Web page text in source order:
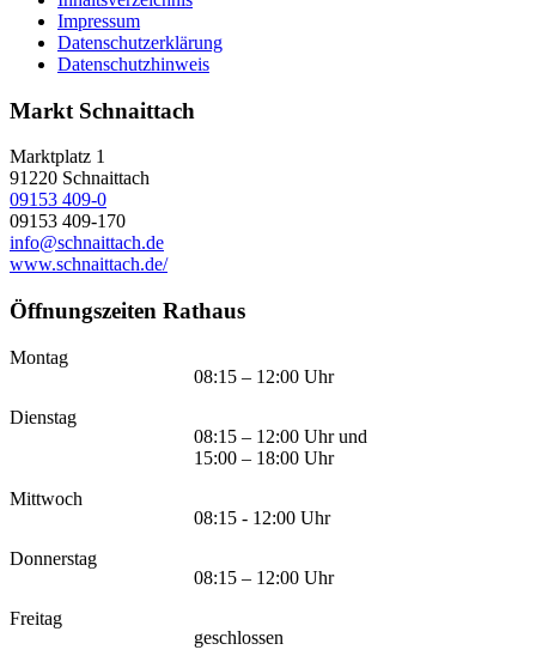
Impressum
Datenschutzerklärung
Datenschutzhinweis
Markt Schnaittach
Marktplatz 1
91220 Schnaittach
09153 409-0
09153 409-170
info@schnaittach.de
www.schnaittach.de/
Öffnungszeiten Rathaus
Montag
08:15 – 12:00 Uhr
Dienstag
08:15 – 12:00 Uhr und
15:00 – 18:00 Uhr
Mittwoch
08:15 - 12:00 Uhr
Donnerstag
08:15 – 12:00 Uhr
Freitag
geschlossen